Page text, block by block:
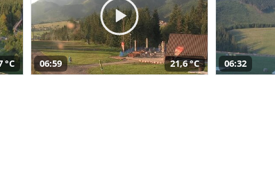
°C 06:59 21,6 °C 06:32